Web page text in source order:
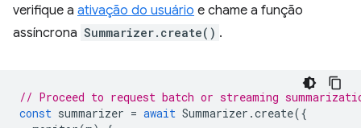
verifique a ativação do usuário e chame a função
assíncrona Summarizer.create() .
// Proceed to request batch or streaming
const summarizer = await Summarizer .create({